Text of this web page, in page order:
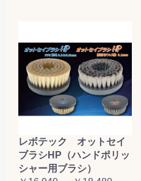
レボテック オットセイ
ブラシHP（ハンドポリッ
シャー用ブラシ）